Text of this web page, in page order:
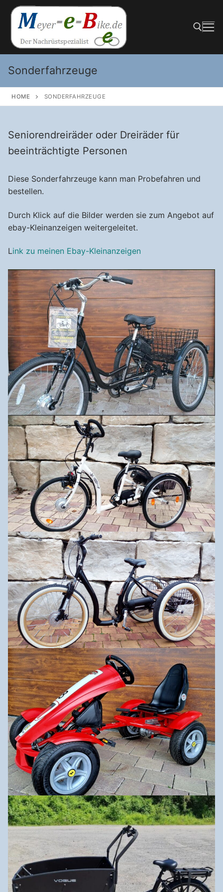
Zum
springen
Sonderfahrzeuge
HOME SONDERFAHRZEUGE
Seniorendreiräder oder Dreiräder für
beeinträchtigte Personen
Diese Sonderfahrzeuge kann man Probefahren und
bestellen.
Durch Klick auf die Bilder werden sie zum Angebot auf
ebay-Kleinanzeigen weitergeleitet.
Link zu meinen Ebay-Kleinanzeigen